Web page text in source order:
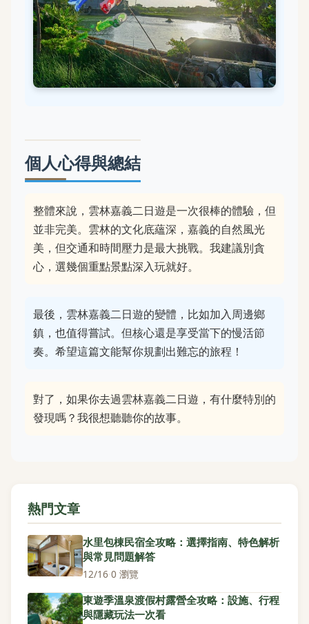
個人心得與總結
整體來說，雲林嘉義二日遊是一次很棒的體驗，但
並非完美。雲林的文化底蘊深，嘉義的自然風光
美，但交通和時間壓力是最大挑戰。我建議別貪
心，選幾個重點景點深入玩就好。
最後，雲林嘉義二日遊的變體，比如加入周邊鄉
鎮，也值得嘗試。但核心還是享受當下的慢活節
奏。希望這篇文能幫你規劃出難忘的旅程！
對了，如果你去過雲林嘉義二日遊，有什麼特別的
發現嗎？我很想聽聽你的故事。
熱門文章
水里包棟民宿全攻略：選擇指南、特色解析
與常見問題解答
12/16·0 瀏覽
東遊季溫泉渡假村露營全攻略：設施、行程
與隱藏玩法一次看